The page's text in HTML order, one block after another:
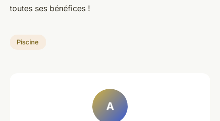
toutes ses bénéfices !
Piscine
A